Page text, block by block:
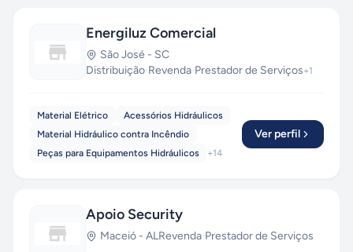
Energiluz Comercial
São José - SC
Distribuição·Revenda·Prestador de Serviços+1
Material Elétrico
Acessórios Hidráulicos
Material Hidráulico contra Incêndio
Peças para Equipamentos Hidráulicos
+14
Ver perfil
Apoio Security
Maceió - ALRevenda·Prestador de Serviços